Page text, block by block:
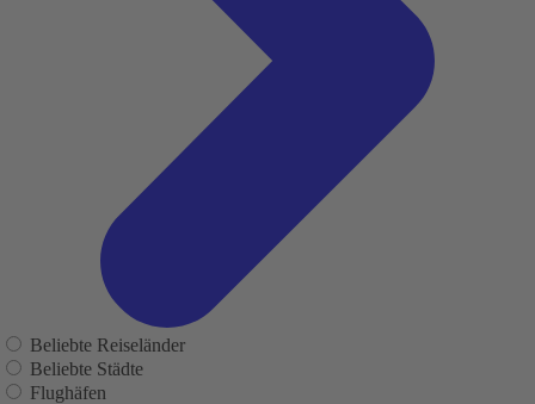
Beliebte Reiseländer
Beliebte Städte
Flughäfen